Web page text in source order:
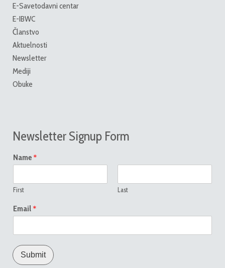
E-Savetodavni centar
E-IBWC
Članstvo
Aktuelnosti
Newsletter
Mediji
Obuke
Newsletter Signup Form
Name *
First Last
Email *
Submit